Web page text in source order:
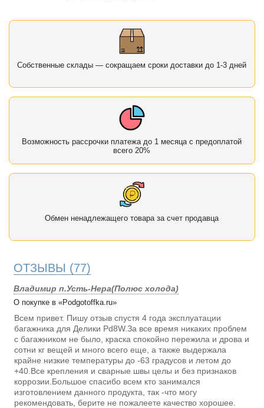
Собственные склады — сокращаем сроки доставки до 1-3 дней
Возможность рассрочки платежа до 1 месяца с предоплатой
всего 20%
Обмен ненадлежащего товара за счет продавца
ОТЗЫВЫ (77)
Владимир п.Усть-Нера(Полюс холода)
О покупке в «Podgotoffka.ru»
Всем привет. Пишу отзыв спустя 4 года эксплуатации
багажника для Делики Pd8W.За все время никаких проблем
с багажником не было, краска спокойно пережила и дрова и
сотни кг вещей и много всего еще, а также выдержала
крайне низкие температуры до -63 градусов и летом до
+40.Все крепления и сварные швы целы и без признаков
коррозии.Большое спасибо всем кто занимался
изготовлением данного продукта, так -что могу
рекомендовать, берите не пожалеете качество хорошее.